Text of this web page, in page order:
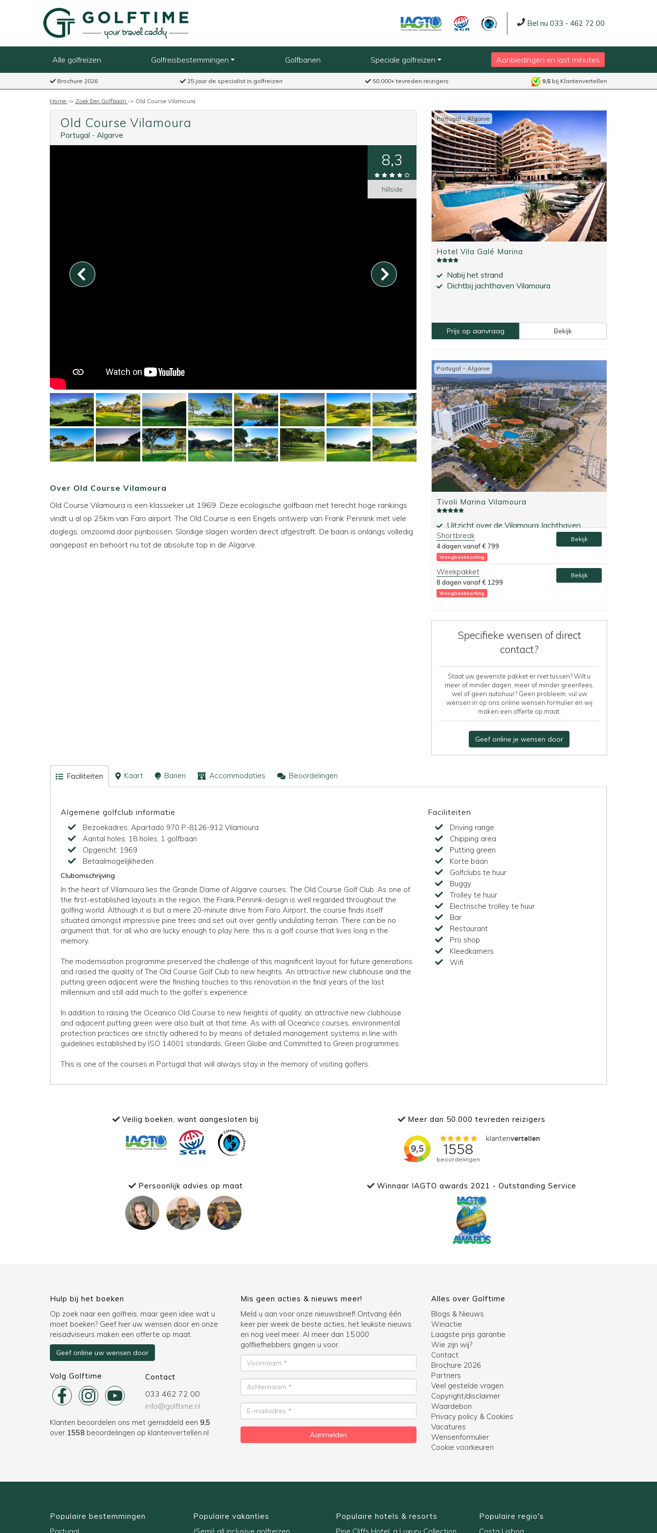
Bel nu 033 - 462 72 00
Alle golfreizen Golfreisbestemmingen Golfbanen Speciale golfreizen Aanbiedingen en last minutes
Brochure 2026 25 jaar de specialist in golfreizen 50.000+ tevreden reizigers 9,5bij Klantenvertellen
Home -> Zoek Een Golfbaan -> Old Course Vilamoura
Old Course Vilamoura
Portugal - Algarve
8,3
hillside
Over Old Course Vilamoura
Old Course Vilamoura is een klassieker uit 1969. Deze ecologische golfbaan met terecht hoge rankings
vindt u al op 25km van Faro airport. The Old Course is een Engels ontwerp van Frank Pennink met vele
doglegs, omzoomd door pijnbossen. Slordige slagen worden direct afgestraft. De baan is onlangs volledig
aangepast en behoort nu tot de absolute top in de Algarve.
Portugal- Algarve
Hotel Vila Galé Marina
Nabij het strand
Dichtbij jachthaven Vilamoura
Prijs op aanvraag Bekijk
Portugal - Algarve
Tivoli Marina Vilamoura
Uitzicht over de Vilamoura Jachthaven
Nabij de golfbanen van Vilamoura
Shortbreak
4 dagen vanaf€ 799
Vroegboekkorting
Bekijk
Weekpakket
8 dagen vanaf€ 1299
Vroegboekkorting
Bekijk
Specifieke wensen of direct
contact?
Staat uw gewenste pakket er niet tussen? Wilt u
meer of minder dagen, meer of minder greenfees,
wel of geen autohuur? Geen probleem, vul uw
wensen in op ons online wensen formulier en wij
maken een offerte op maat.
Geef online je wensen door
Faciliteiten Kaart Banen Accommodaties Beoordelingen
Algemene golfclub informatie
Bezoekadres: Apartado 970 P-8126-912 Vilamoura
Aantal holes: 18 holes, 1 golfbaan
Opgericht: 1969
Betaalmogelijkheden:
Clubomschrijving
In the heart of Vilamoura lies the Grande Dame of Algarve courses, The Old Course Golf Club. As one of
the first-established layouts in the region, the Frank Pennink-design is well regarded throughout the
golfing world. Although it is but a mere 20-minute drive from Faro Airport, the course finds itself
situated amongst impressive pine trees and set out over gently undulating terrain. There can be no
argument that, for all who are lucky enough to play here, this is a golf course that lives long in the
memory.
The modernisation programme preserved the challenge of this magnificent layout for future generations
and raised the quality of The Old Course Golf Club to new heights. An attractive new clubhouse and the
putting green adjacent were the finishing touches to this renovation in the final years of the last
millennium and still add much to the golfer’s experience.
In addition to raising the Oceanico Old Course to new heights of quality, an attractive new clubhouse
and adjacent putting green were also built at that time. As with all Oceanico courses, environmental
protection practices are strictly adhered to by means of detailed management systems in line with
guidelines established by ISO 14001 standards, Green Globe and Committed to Green programmes.
This is one of the courses in Portugal that will always stay in the memory of visiting golfers.
Faciliteiten
Driving range
Chipping area
Putting green
Korte baan
Golfclubs te huur
Buggy
Trolley te huur
Electrische trolley te huur
Bar
Restaurant
Pro shop
Kleedkamers
Wifi
Veilig boeken, want aangesloten bij Meer dan 50.000 tevreden reizigers
Persoonlijk advies op maat Winnaar IAGTO awards 2021 - Outstanding Service
Hulp bij het boeken
Op zoek naar een golfreis, maar geen idee wat u
moet boeken? Geef hier uw wensen door en onze
reisadviseurs maken een offerte op maat.
Geef online uw wensen door
Volg Golftime Contact
033 462 72 00
info@golftime.nl
Klanten beoordelen ons met gemiddeld een 9,5
over 1558 beoordelingen op klantenvertellen.nl
Mis geen acties & nieuws meer!
Meld u aan voor onze nieuwsbrief! Ontvang één
keer per week de beste acties, het leukste nieuws
en nog veel meer. Al meer dan 15.000
golfliefhebbers gingen u voor.
Voornaam
Achternaam
E-
mailadres
Aanmelden
Alles over Golftime
Blogs & Nieuws
Winactie
Laagste prijs garantie
Wie zijn wij?
Contact
Brochure 2026
Partners
Veel gestelde vragen
Copyright/disclaimer
Waardebon
Privacy policy & Cookies
Vacatures
Wensenformulier
Cookie voorkeuren
Populaire bestemmingen
Populaire vakanties
Populaire hotels & resorts
Populaire regio's